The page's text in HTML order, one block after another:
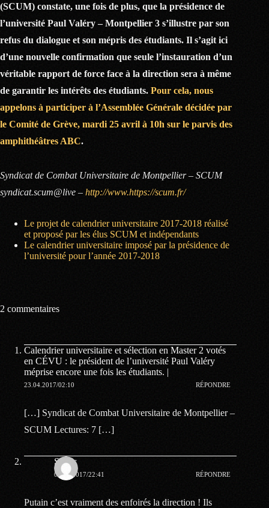
(SCUM) constate, une fois de plus, que la présidence de
l’université Paul Valéry – Montpellier 3 s’illustre par son
refus du dialogue et son mépris des étudiants. Il s’agit ici
d’une nouvelle confirmation que seule l’instauration d’un
véritable rapport de force face à la direction sera à même
de garantir les intérêts des étudiants. Pour cela, nous
appelons à participer à l’Assemblée Générale décidée par
le Comité de Grève, mardi 25 avril à 10h sur le parvis des
amphithéâtres ABC.
Syndicat de Combat Universitaire de Montpellier – SCUM
syndicat.scum@live – http://www.https://scum.fr/
Le projet de calendrier universitaire 2017-2018 réalisé
et proposé par les élus SCUM et indépendants
Le calendrier universitaire imposé par la présidence de
l’université pour l’année 2017-2018
2 commentaires
Calendrier universitaire et sélection en Master 2 votés
en CÉVU : le président de l’université Paul Valéry
méprise encore une fois les étudiants. |
23.04.2017/02:10 RÉPONDRE
[…] Syndicat de Combat Universitaire de Montpellier –
SCUM Lectures: 7 […]
Samir
02.05.2017/22:41 RÉPONDRE
Putain c’est vraiment des enfoirés la direction ! Ils